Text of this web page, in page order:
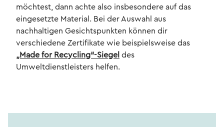
möchtest, dann achte also insbesondere auf das
eingesetzte Material. Bei der Auswahl aus
nachhaltigen Gesichtspunkten können dir
verschiedene Zertifikate wie beispielsweise das
„Made for Recycling“-Siegel des
Umweltdienstleisters helfen.